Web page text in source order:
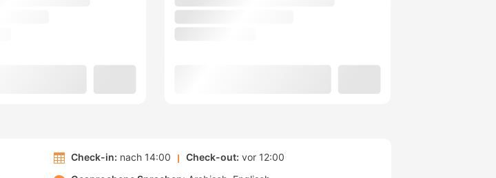
Check-in: nach 14:00 Check-out: vor 12:00